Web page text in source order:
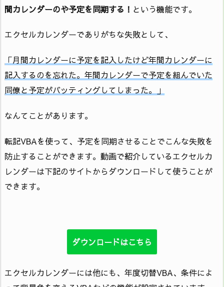
間カレンダーのや予定を同期する！ という機能です。
エクセルカレンダーでありがちな失敗として、
「月間カレンダーに予定を記入したけど年間カレンダーに
記入するのを忘れた。年間カレンダーで予定を組んでいた
同僚と予定がバッティングしてしまった。」
なんてことがあります。
転記VBAを使って、予定を同期させることでこんな失敗を
防止することができます。動画で紹介しているエクセルカ
レンダーは下記のサイトからダウンロードして使うことが
できます。
ダウンロードはこちら
エクセルカレンダーには他にも、年度切替VBA、条件によ